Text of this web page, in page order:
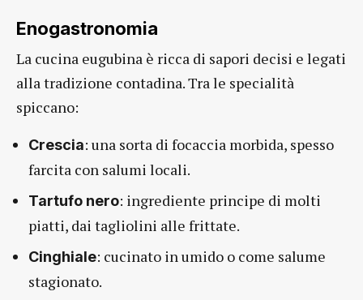
Enogastronomia
La cucina eugubina è ricca di sapori decisi e legati
alla tradizione contadina. Tra le specialità
spiccano:
Crescia: una sorta di focaccia morbida, spesso
farcita con salumi locali.
Tartufo nero: ingrediente principe di molti
piatti, dai tagliolini alle frittate.
Cinghiale: cucinato in umido o come salume
stagionato.